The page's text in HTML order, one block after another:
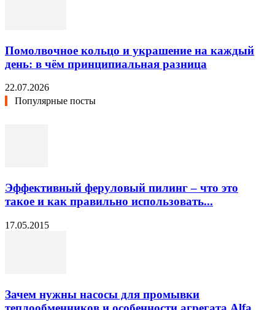
Помолвочное кольцо и украшение на каждый
день: в чём принципиальная разница
22.07.2026
Популярные посты
Эффективный феруловый пилинг – что это
такое и как правильно использовать...
17.05.2015
Зачем нужны насосы для промывки